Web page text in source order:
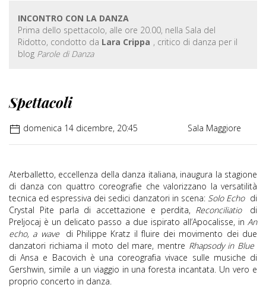
INCONTRO CON LA DANZA
Prima dello spettacolo, alle ore 20.00, nella Sala del
Ridotto, condotto da Lara Crippa , critico di danza per il
blog Parole di Danza
Spettacoli
domenica 14 dicembre, 20:45 Sala Maggiore
Aterballetto, eccellenza della danza italiana, inaugura la stagione
di danza con quattro coreografie che valorizzano la versatilità
tecnica ed espressiva dei sedici danzatori in scena: Solo Echo di
Crystal Pite parla di accettazione e perdita, Reconciliatio
di
Preljocaj è un delicato passo a due ispirato all’Apocalisse, in An
echo, a wave
di Philippe Kratz il fluire dei movimento dei due
danzatori richiama il moto del mare, mentre Rhapsody in Blue
di Ansa e Bacovich è una coreografia vivace sulle musiche di
Gershwin, simile a un viaggio in una foresta incantata. Un vero e
proprio concerto in danza.